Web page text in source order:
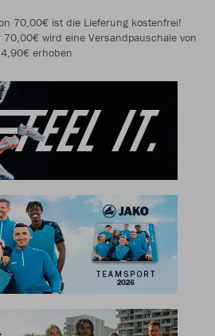
70,00€ ist die Lieferung kostenfrei!
wird eine Versandpauschale von
4,90€ erhoben